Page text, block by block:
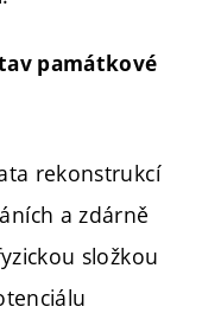
památkové
rekonstrukcí
a zdárně
složkou